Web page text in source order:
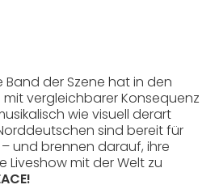
Band der Szene hat in den
vergleichbarer Konsequenz
wie visuell derart
sind bereit für
und brennen darauf, ihre
Liveshow mit der Welt zu